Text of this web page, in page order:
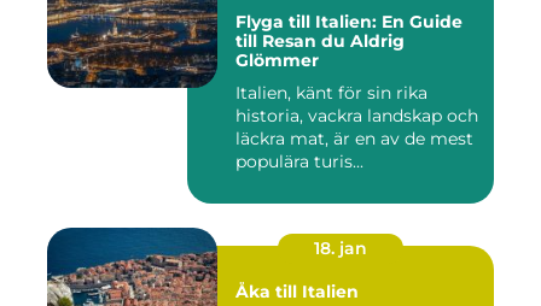
Flyga till Italien: En Guide
till Resan du Aldrig
Glömmer
Italien, känt för sin rika
historia, vackra landskap och
läckra mat, är en av de mest
populära turis...
18. jan
Åka till Italien